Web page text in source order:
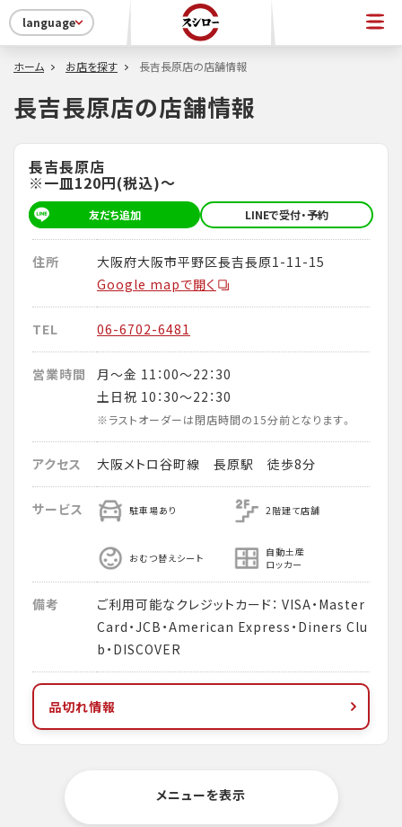
language
ホーム お店を探す 長吉長原店の店舗情報
長吉長原店の店舗情報
長吉長原店
※一皿120円(税込)～
友だち追加 LINEで受付・予約
住所
大阪府大阪市平野区長吉長原1-11-15
Google mapで開く
TEL 06-6702-6481
営業時間
月～金 11：00～22：30
土日祝 10：30～22：30
※ラストオーダーは閉店時間の15分前となります。
アクセス 大阪メトロ谷町線 長原駅 徒歩8分
サービス 駐車場あり 2階建て店舗
おむつ替えシート
自動土産
ロッカー
備考
ご利用可能なクレジットカード： VISA・Master
Card・JCB・American Express・Diners Clu
b・DISCOVER
品切れ情報
メニューを表示